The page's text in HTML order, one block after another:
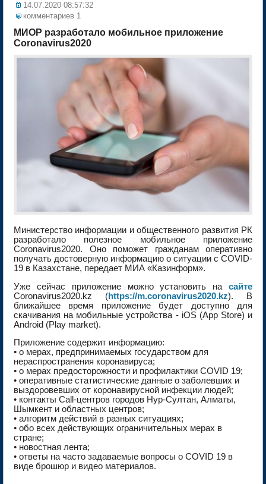
14.07.2020 08:57:32
комментариев 1
МИОР разработало мобильное приложение
Coronavirus2020
Министерство информации и общественного развития РК
разработало полезное мобильное приложение
Coronavirus2020. Оно поможет гражданам оперативно
получать достоверную информацию о ситуации с COVID-
19 в Казахстане, передает МИА «Казинформ».
Уже сейчас приложение можно установить на сайте
Coronavirus2020.kz (https://m.coronavirus2020.kz). В
ближайшее время приложение будет доступно для
скачивания на мобильные устройства - iOS (App Store) и
Android (Play market).
Приложение содержит информацию:
• о мерах, предпринимаемых государством для
нераспространения коронавируса;
• о мерах предосторожности и профилактики COVID 19;
• оперативные статистические данные о заболевших и
выздоровевших от коронавирусной инфекции людей;
• контакты Call-центров городов Нур-Султан, Алматы,
Шымкент и областных центров;
• алгоритм действий в разных ситуациях;
• обо всех действующих ограничительных мерах в
стране;
• новостная лента;
• ответы на часто задаваемые вопросы о COVID 19 в
виде брошюр и видео материалов.